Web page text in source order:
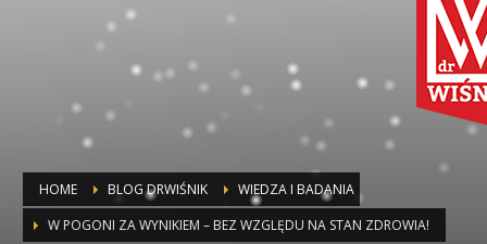
HOME BLOG DRWIŚNIK
WIEDZA I BADANIA
W POGONI ZA WYNIKIEM – BEZ WZGLĘDU NA STAN ZDROWIA!